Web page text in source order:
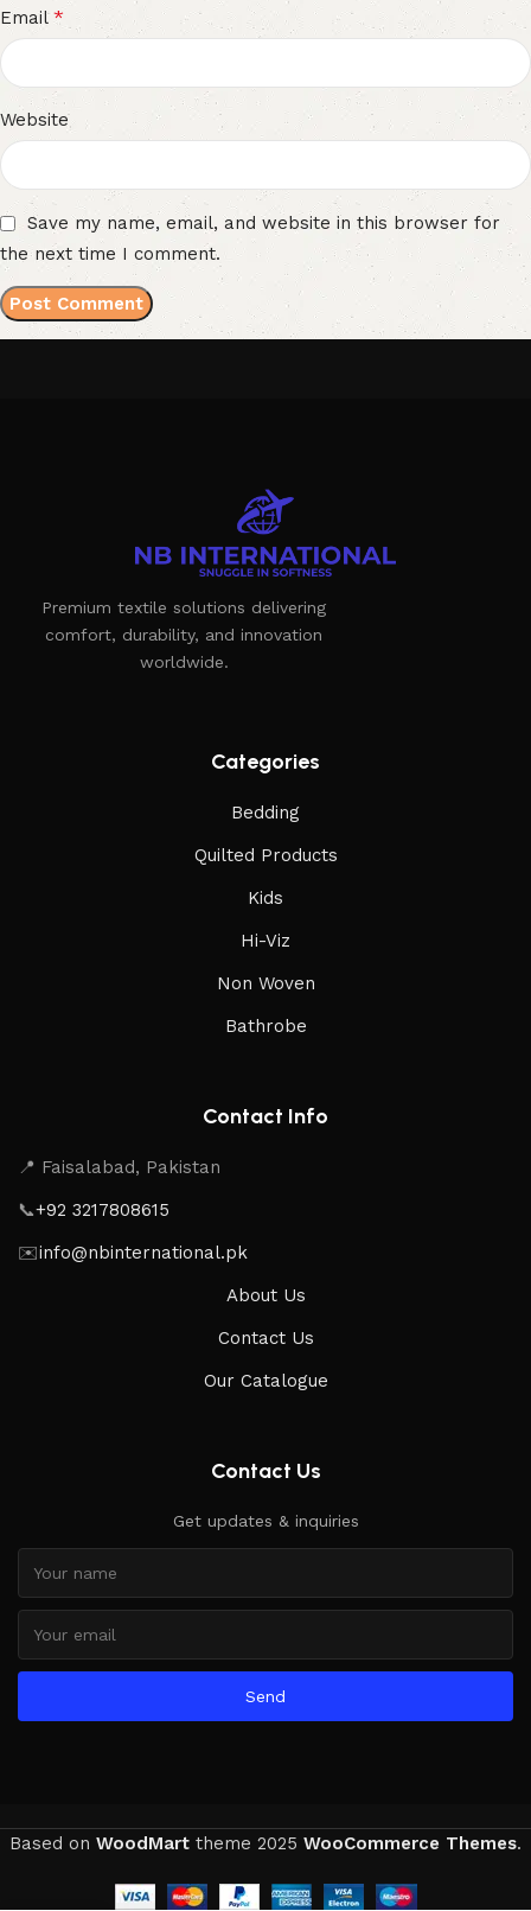
Email*
Website
Save my name, email, and website in this browser for
the next time I comment.
Premium textile solutions delivering
comfort, durability, and innovation
worldwide.
Categories
Bedding
Quilted Products
Kids
Hi-Viz
Non Woven
Bathrobe
Contact Info
📍 Faisalabad, Pakistan
📞+92 3217808615
✉️info@nbinternational.pk
About Us
Contact Us
Our Catalogue
Contact Us
Get updates & inquiries
Send
Based on WoodMart theme 2025 WooCommerce Themes.